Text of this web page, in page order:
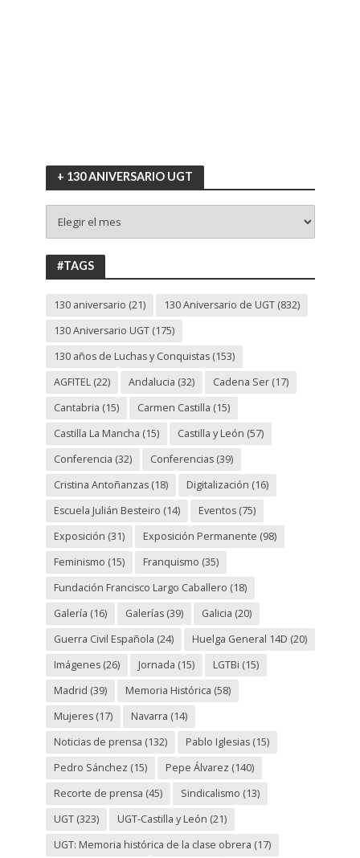
+ 130 ANIVERSARIO UGT
130
ANIVERSARIO
UGT
#TAGS
130 aniversario (21) 130 Aniversario de UGT(832)
130 Aniversario UGT(175)
130 años de Luchas y Conquistas(153)
AGFITEL(22) Andalucia (32) Cadena Ser(17)
Cantabria (15) Carmen Castilla (15)
Castilla La Mancha (15) Castilla y León (57)
Conferencia (32) Conferencias(39)
Cristina Antoñanzas(18) Digitalización (16)
Escuela Julián Besteiro (14) Eventos(75)
Exposición (31) Exposición Permanente (98)
Feminismo (15) Franquismo (35)
Fundación Francisco Largo Caballero (18)
Galería (16) Galerías(39) Galicia (20)
Guerra Civil Española (24) Huelga General 14D (20)
Imágenes(26) Jornada (15) LGTBi (15)
Madrid (39) Memoria Histórica (58)
Mujeres(17) Navarra (14)
Noticias de prensa (132) Pablo Iglesias(15)
Pedro Sánchez (15) Pepe Álvarez (140)
Recorte de prensa (45) Sindicalismo (13)
UGT(323) UGT-Castilla y León (21)
UGT: Memoria histórica de la clase obrera (17)